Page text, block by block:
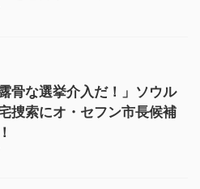
骨な選挙介入だ！」ソウル
捜索にオ・セフン市長候補